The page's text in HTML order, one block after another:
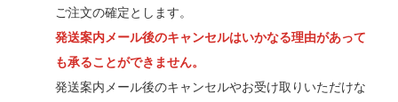
ご注文の確定とします。
発送案内メール後のキャンセルはいかなる理由があって
も承ることができません。
発送案内メール後のキャンセルやお受け取りいただけな